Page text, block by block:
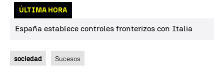
ÚLTIMA HORA
España establece controles fronterizos con Italia
sociedad Sucesos